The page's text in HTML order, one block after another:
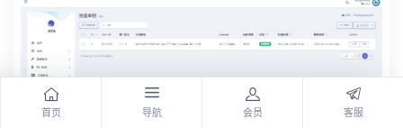
首页 导航 会员 客服